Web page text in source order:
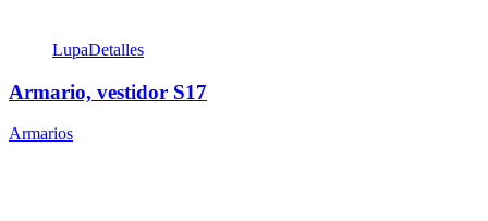
LupaDetalles
Armario, vestidor S17
Armarios